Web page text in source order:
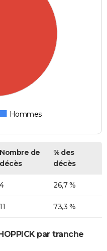
Hommes
Nombre de
décès
% des
décès
4 26,7 %
11 73,3 %
par tranche